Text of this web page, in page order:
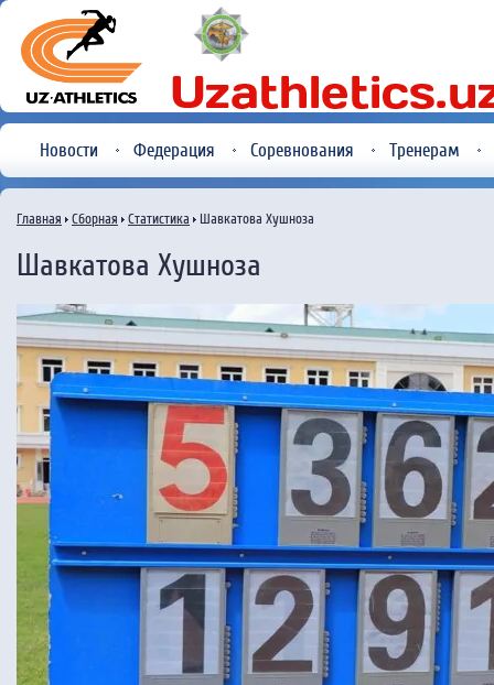
Новости Федерация Соревнования Тренерам
Главная Сборная Статистика Шавкатова Хушноза
Шавкатова Хушноза